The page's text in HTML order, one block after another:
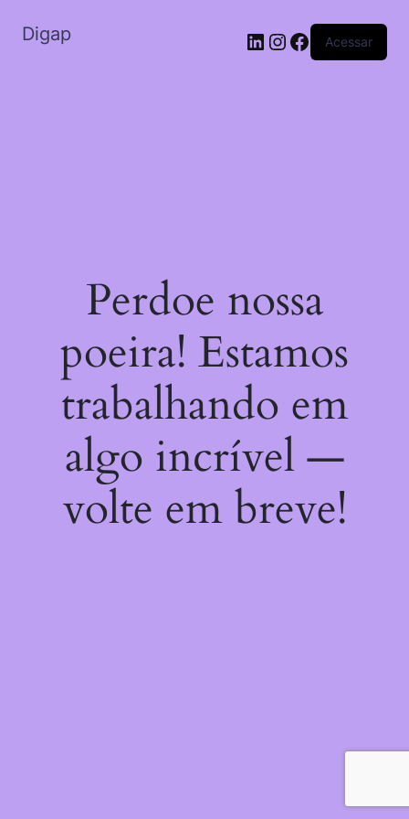
Digap Acessar
Perdoe nossa
poeira! Estamos
trabalhando em
algo incrível —
volte em breve!